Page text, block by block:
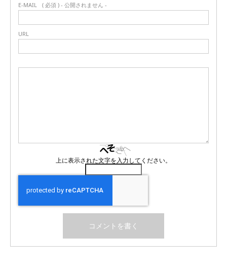
E-MAIL ( 必須 ) - 公開されません -
URL
上に表示された文字を入力してください。